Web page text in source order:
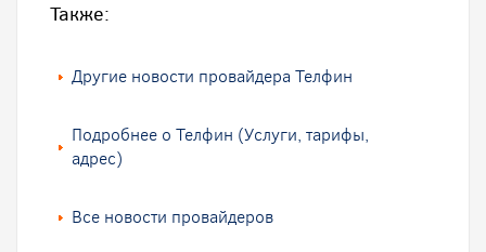
Также:
Другие новости провайдера Телфин
Подробнее о Телфин (Услуги, тарифы,
адрес)
Все новости провайдеров